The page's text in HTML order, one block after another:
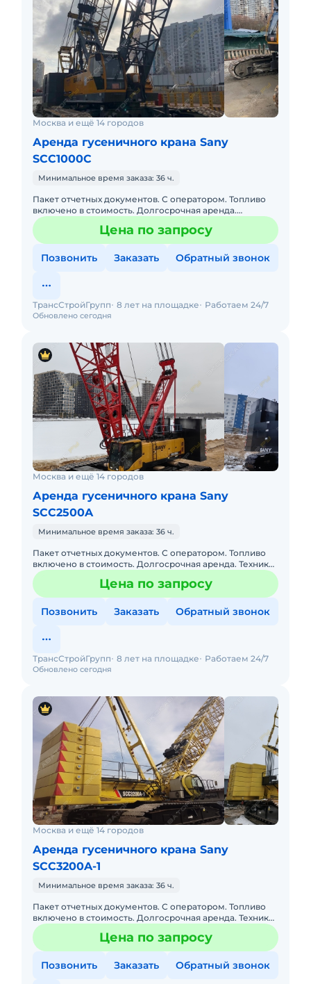
Москва и ещё 14 городов
Аренда гусеничного крана Sany
SCC1000C
Минимальное время заказа: 36 ч.
Пакет отчетных документов. С оператором. Топливо
включено в стоимость. Долгосрочная аренда.
Собственник. Техника находится в Саратове, доступна
к длительному зЦена по запросу
Позвонить Заказать Обратный звонок
Обновлено сегодня
ТрансСтройГрупп 8 лет на площадке Работаем 24/7
Москва и ещё 14 городов
Аренда гусеничного крана Sany
SCC2500A
Минимальное время заказа: 36 ч.
Пакет отчетных документов. С оператором. Топливо
включено в стоимость. Долгосрочная аренда. Техника
с малой наработкой. Собственник. Гусеничный
кран SCC250
Цена по запросу
Позвонить Заказать Обратный звонок
Обновлено сегодня
ТрансСтройГрупп 8 лет на площадке Работаем 24/7
Москва и ещё 14 городов
Аренда гусеничного крана Sany
SCC3200A-1
Минимальное время заказа: 36 ч.
Пакет отчетных документов. С оператором. Топливо
включено в стоимость. Долгосрочная аренда. Техника
с малой наработкой. Сейчас свободна. Собственник.
Кран 2022г
Цена по запросу
Позвонить Заказать Обратный звонок